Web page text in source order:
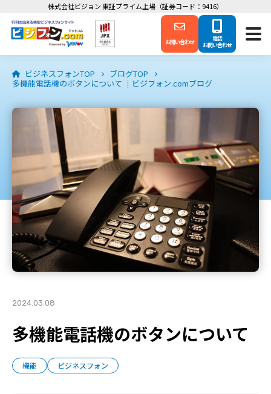
株式会社ビジョン 東証プライム上場（証券コード：9416）
お問い合わせ 電話
お問い合わせ
ビジネスフォンTOP
ブログTOP
多機能電話機のボタンについて ｜ビジフォン.comブログ
2024.03.08
多機能電話機のボタンについて
機能 ビジネスフォン